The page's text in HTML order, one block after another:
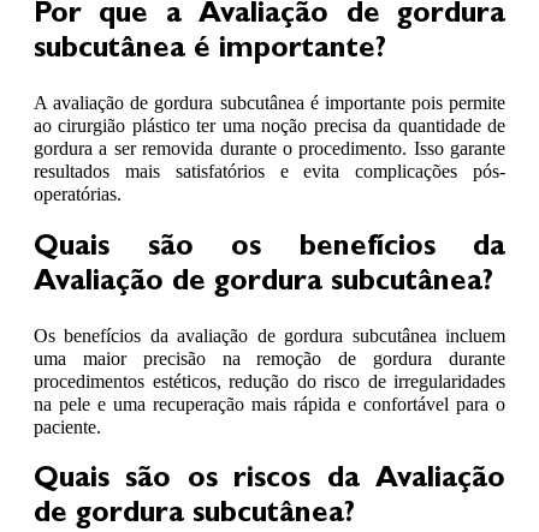
Por que a Avaliação de gordura
subcutânea é importante?
A avaliação de gordura subcutânea é importante pois permite
ao cirurgião plástico ter uma noção precisa da quantidade de
gordura a ser removida durante o procedimento. Isso garante
resultados mais satisfatórios e evita complicações pós-
operatórias.
Quais são os benefícios da
Avaliação de gordura subcutânea?
Os benefícios da avaliação de gordura subcutânea incluem
uma maior precisão na remoção de gordura durante
procedimentos estéticos, redução do risco de irregularidades
na pele e uma recuperação mais rápida e confortável para o
paciente.
Quais são os riscos da Avaliação
de gordura subcutânea?